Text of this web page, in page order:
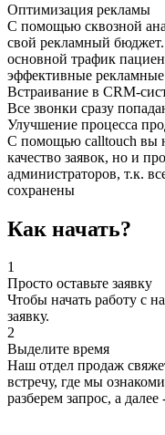
Оптимизация рекламы
С помощью сквозной
свой рекламный бюджет.
основной трафик
эффективные
Встраивание в CRM-
Все звонки сразу
Улучшение процесса
С помощью calltouch вы
качество заявок, но и
администраторов, т.к.
сохранены
Как начать?
1
Просто оставьте заявку
Чтобы начать работу с
заявку.
2
Выделите время
Наш отдел продаж
встречу, где мы
разберем запрос, а